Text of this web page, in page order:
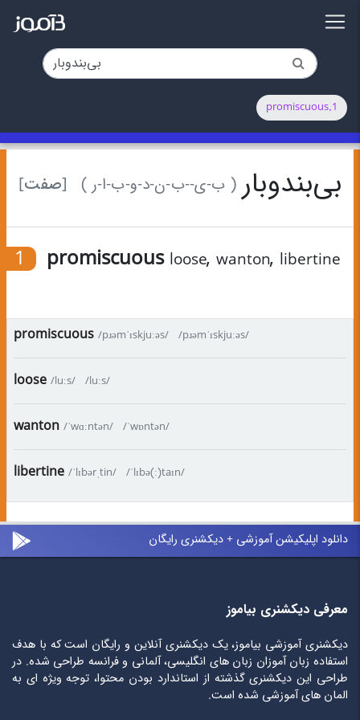
1.promiscuous
[صفت] بی‌بندوبار ( ب-ی-‌-ب-ن-د-و-ب-ا-ر )
1 promiscuous loose
, wanton
, libertine
promiscuous /pɹəmˈɪskjuːəs/ /pɹəmˈɪskjuːəs/
loose /luːs/ /luːs/
wanton /ˈwɑːntən/ /ˈwɒntən/
libertine /ˈlɪbərˌtin/ /ˈlɪbə(ː)taɪn/
دانلود اپلیکیشن آموزشی + دیکشنری رایگان
معرفی دیکشنری بیاموز
دیکشنری آموزشی بیاموز، یک دیکشنری آنلاین و رایگان است که با هدف
استفاده زبان آموزان زبان های انگلیسی، آلمانی و فرانسه طراحی شده. در
طراحی این دیکشنری گذشته از استاندارد بودن محتوا، توجه ویژه ای به
المان های آموزشی شده است.